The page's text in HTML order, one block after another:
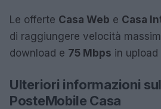
Le offerte Casa Web e Casa
di raggiungere velocità
download e 75 Mbps in
Ulteriori informazioni
PosteMobile Casa